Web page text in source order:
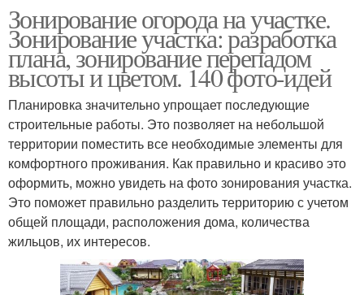
Зонирование огорода на участке.
Зонирование участка: разработка
плана, зонирование перепадом
высоты и цветом. 140 фото-идей
Планировка значительно упрощает последующие
строительные работы. Это позволяет на небольшой
территории поместить все необходимые элементы для
комфортного проживания. Как правильно и красиво это
оформить, можно увидеть на фото зонирования участка.
Это поможет правильно разделить территорию с учетом
общей площади, расположения дома, количества
жильцов, их интересов.